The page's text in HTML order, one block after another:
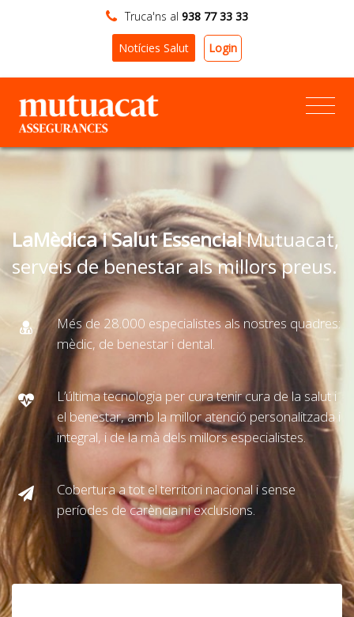
Truca'ns al 938 77 33 33
Notícies Salut Login
LaMèdica i Salut EssencialMutuacat,
serveis de benestar als millors preus.
Més de 28.000 especialistes als nostres quadres:
mèdic, de benestar i dental.
L’última tecnologia per cura tenir cura de la salut i
el benestar, amb la millor atenció personalitzada i
integral, i de la mà dels millors especialistes.
Cobertura a tot el territori nacional i sense
períodes de carència ni exclusions.